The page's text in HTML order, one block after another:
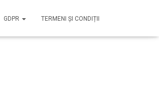
GDPR TERMENI ȘI CONDIȚII